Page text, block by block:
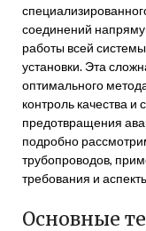
соединений
работы всей
установки. Эта
оптимального
контроль качества
предотвращения
подробно
трубопроводов,
требования и
Основные